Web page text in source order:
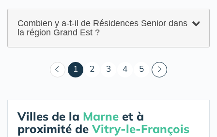
Combien y a-t-il de Résidences Senior dans
la région Grand Est ?
1 (courant)
2 3 4 5
Villes de la Marne et à
proximité deVitry-le-François